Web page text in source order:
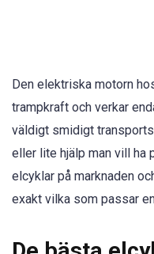
Den elektriska motorn
trampkraft och verkar
väldigt smidigt
eller lite hjälp man vill ha
elcyklar på marknaden
exakt vilka som passar